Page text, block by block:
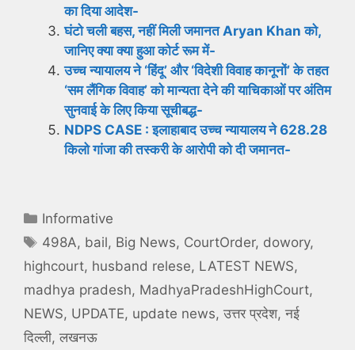
का दिया आदेश-
घंटो चली बहस, नहीं मिली जमानत Aryan Khan को,
जानिए क्या क्या हुआ कोर्ट रूम में-
उच्च न्यायालय ने ‘हिंदू’ और ‘विदेशी विवाह कानूनों’ के तहत
‘सम लैंगिक विवाह’ को मान्यता देने की याचिकाओं पर अंतिम
सुनवाई के लिए किया सूचीबद्ध-
NDPS CASE : इलाहाबाद उच्च न्यायालय ने 628.28
किलो गांजा की तस्करी के आरोपी को दी जमानत-
Categories
Informative
Tags
498A, bail, Big News, CourtOrder, dowory,
highcourt, husband relese, LATEST NEWS,
madhya pradesh, MadhyaPradeshHighCourt,
NEWS, UPDATE, update news, उत्तर प्रदेश, नई
दिल्ली, लखनऊ